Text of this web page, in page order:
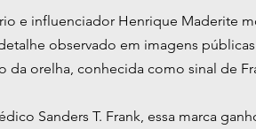
e influenciador Henrique Maderite
observado em imagens
orelha, conhecida como sinal de
Sanders T. Frank, essa marca